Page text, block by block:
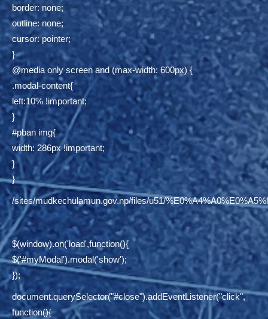
border: none;
outline: none;
cursor: pointer;
}
@media only screen and (max-width: 600px) {
.modal-content{
left:10% !important;
}
#pban img{
width: 286px !important;
}
}
/sites/mudkechulamun.gov.np/files/u51/
$(window).on('load',function(){
$('#myModal').modal('show');
});
document.querySelector("#close").addEventListener("click",
function(){